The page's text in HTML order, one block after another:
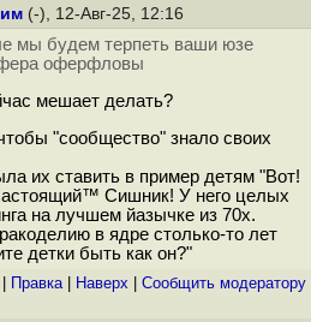
(-), 12-Авг-25, 12:16
мы будем терпеть ваши юзе
оферфловы
мешает делать?
"сообщество" знало своих
их ставить в пример детям "Вот!
Сишник! У него целых
на лучшем йазычке из 70х.
в ядре столько-то лет
детки быть как он?"
Правка| Наверх Cообщить модератору